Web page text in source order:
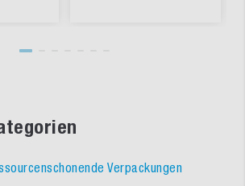
Verpackungen